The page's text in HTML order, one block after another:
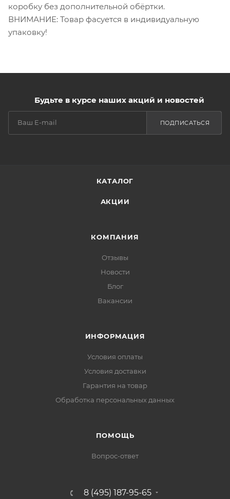
коробку без дополнительной обёртки.
ВНИМАНИЕ: Товар фасуется в индивидуальную
упаковку!
Будьте в курсе наших акций и новостей
ПОДПИСАТЬСЯ
КАТАЛОГ
АКЦИИ
КОМПАНИЯ
Отзывы
Новости
Блог
Вакансии
ИНФОРМАЦИЯ
Условия оплаты
Условия доставки
Гарантия на товар
Обработка персональных данных
ПОМОЩЬ
Вопрос-ответ
8 (495) 187-95-65